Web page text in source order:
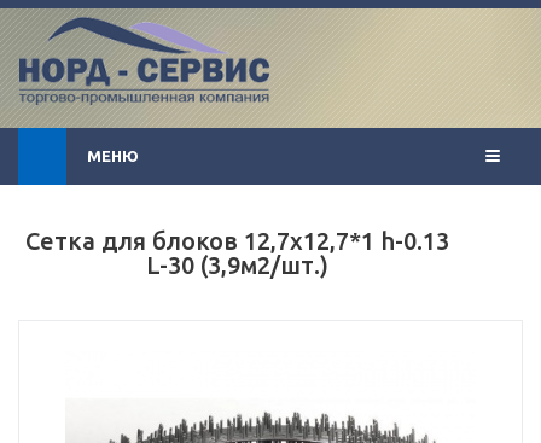
МЕНЮ
Сетка для блоков 12,7х12,7*1 h-0.13
L-30 (3,9м2/шт.)